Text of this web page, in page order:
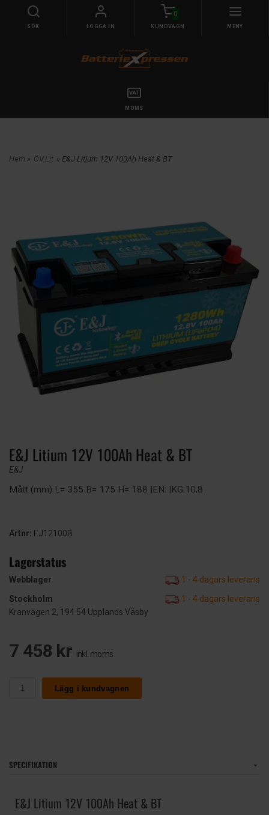
SÖK LOGGA IN
0
KUNDVAGN MENY
MOMS
Hem » ÖV.Lit » E&J Litium 12V 100Ah Heat & BT
E&J Litium 12V 100Ah Heat & BT
E&J
Mått (mm) L= 355 B= 175 H= 188 |EN: |KG:10,8
Artnr: EJ12100B
Lagerstatus
Webblager
1 - 4 dagars leverans
Stockholm
1 - 4 dagars leverans
Kranvägen 2, 194 54 Upplands Väsby
7 458 kr inkl. moms
Lägg i kundvagnen
SPECIFIKATION
E&J Litium 12V 100Ah Heat & BT